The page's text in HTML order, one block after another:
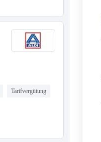
Tarifvergütung